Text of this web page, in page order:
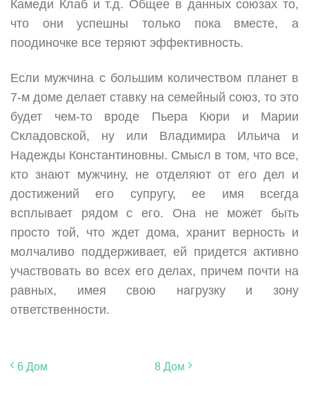
Камеди Клаб и т.д. Общее в данных союзах то,
что они успешны только пока вместе, а
поодиночке все теряют эффективность.
Если мужчина с большим количеством планет в
7-м доме делает ставку на семейный союз, то это
будет чем-то вроде Пьера Кюри и Марии
Складовской, ну или Владимира Ильича и
Надежды Константиновны. Смысл в том, что все,
кто знают мужчину, не отделяют от его дел и
достижений его супругу, ее имя всегда
всплывает рядом с его. Она не может быть
просто той, что ждет дома, хранит верность и
молчаливо поддерживает, ей придется активно
участвовать во всех его делах, причем почти на
равных, имея свою нагрузку и зону
ответственности.
6 Дом 8 Дом